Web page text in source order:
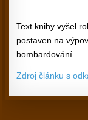
Text knihy vyšel
postaven na
bombardování.
Zdroj článku s